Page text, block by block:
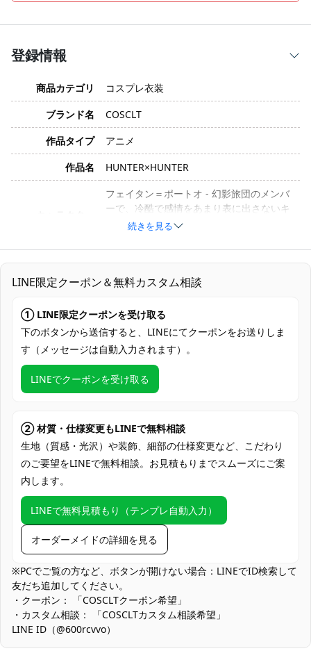
登録情報
商品カテゴリ
コスプレ衣装
ブランド名
COSCLT
作品タイプ
アニメ
作品名
HUNTER×HUNTER
フェイタン＝ポートオ - 幻影旅団のメンバ
ーで、冷酷で感情をあまり表に出さないキ
ャラクター。戦闘では素早い攻撃を得意と
サイズ
S, M, L, XL, XXL（オーダーメイド不可）
コットン、ポリエステル、合成皮革、天竺
生産ロットにより異なる場合があります）
セット内容
ワンピース（セット内容は生産ロットによ
発送予定
加工に7～15営業日、配送に5～7営業日
支払い方法
クレジットカード（VISA、Master、JCB、
discover、AMERICAN EXPRESS）、
PayPal、銀行振込
使用場所
ン、コンベンション、パーティー、コスプ
レ写真撮影、ファッションイベント
収納方法
衣装用ハンガー、専用の収納ボックス、衣
装バッグ、衣装袋、引き出し式収納
コスプレ対象
アニメファン、HUNTER×HUNTERファ
ン、コスプレ愛好者、フェイタン＝ポート
オのファン、戦闘服コスプレ愛好者、男性
コスプレイヤー、キャラクターコスプレ初
心者、プロのコスプレイヤー、イベント参
加者
続きを見る
LINE限定クーポン＆無料カスタム相談
① LINE限定クーポンを受け取る
下のボタンから送信すると、LINEにてクーポンをお送りしま
す（メッセージは自動入力されます）。
LINEでクーポンを受け取る
② 材質・仕様変更もLINEで無料相談
生地（質感・光沢）や装飾、細部の仕様変更など、こだわり
のご要望をLINEで無料相談。お見積もりまでスムーズにご案
内します。
LINEで無料見積もり（テンプレ自動入力）
オーダーメイドの詳細を見る
※PCでご覧の方など、ボタンが開けない場合：LINEでID検索して
友だち追加してください。
・クーポン： 「COSCLTクーポン希望」
・カスタム相談： 「COSCLTカスタム相談希望」
LINE ID（@600rcvvo）